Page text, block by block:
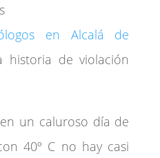
en Alcalá de
de violación
un caluroso día de
40º C no hay casi